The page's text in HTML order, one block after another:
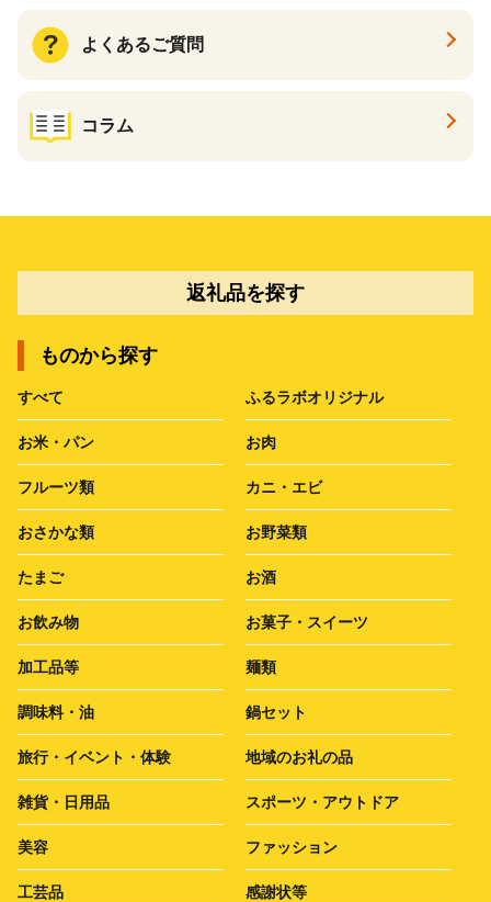
よくあるご質問
コラム
返礼品を探す
ものから探す
すべて ふるラボオリジナル
お米・パン お肉
フルーツ類 カニ・エビ
おさかな類 お野菜類
たまご お酒
お飲み物 お菓子・スイーツ
加工品等 麺類
調味料・油 鍋セット
旅行・イベント・体験 地域のお礼の品
雑貨・日用品 スポーツ・アウトドア
美容 ファッション
工芸品 感謝状等